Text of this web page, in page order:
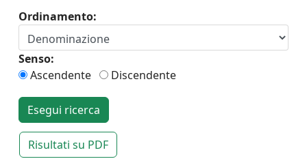
Ordinamento:
Senso:
Ascendente
Discendente
Esegui ricerca
Risultati su PDF